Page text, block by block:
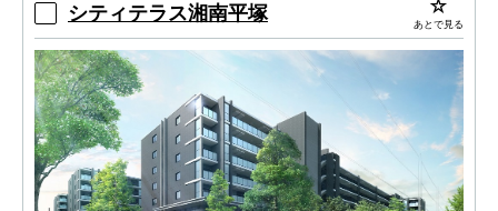
シティテラス湘南平塚 あとで見る